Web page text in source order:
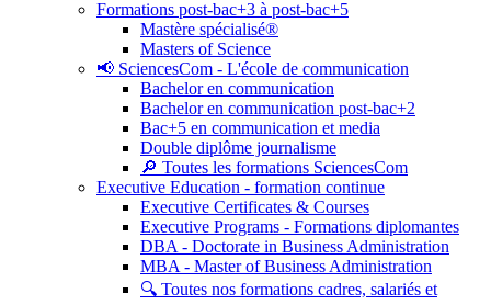
Formations post-bac+3 à post-bac+5
Mastère spécialisé®
Masters of Science
📢 SciencesCom - L'école de communication
Bachelor en communication
Bachelor en communication post-bac+2
Bac+5 en communication et media
Double diplôme journalisme
🔎 Toutes les formations SciencesCom
Executive Education - formation continue
Executive Certificates & Courses
Executive Programs - Formations diplomantes
DBA - Doctorate in Business Administration
MBA - Master of Business Administration
🔍 Toutes nos formations cadres, salariés et